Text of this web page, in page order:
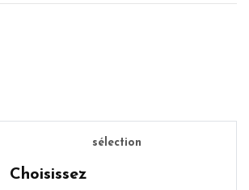
sélection
Choisissez